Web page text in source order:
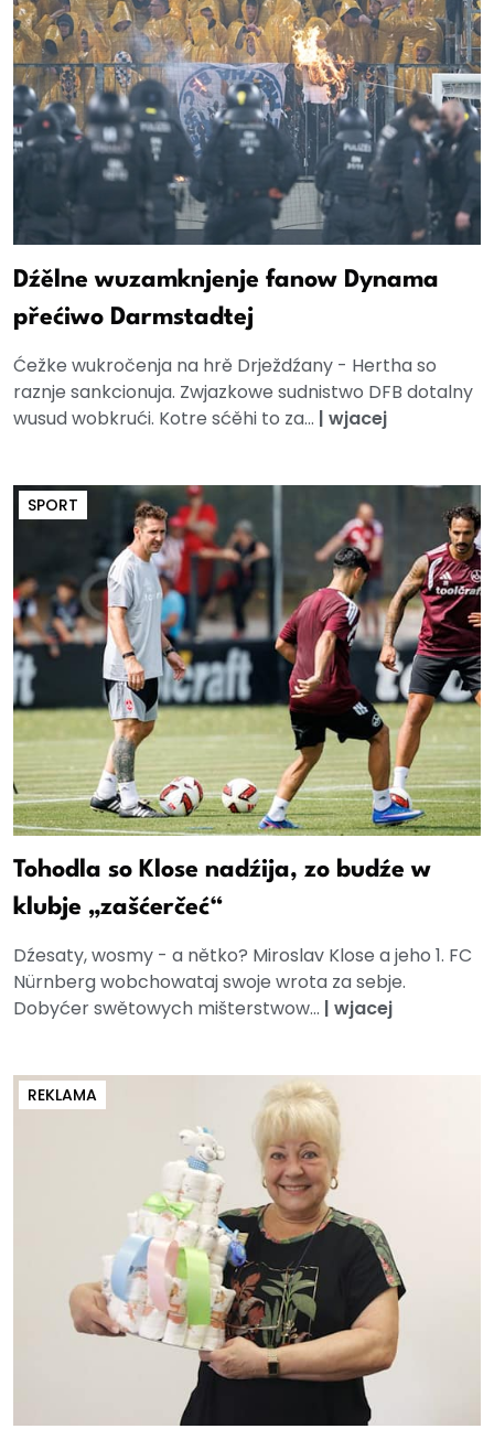
Dźělne wuzamknjenje fanow Dynama
přećiwo Darmstadtej
Ćežke wukročenja na hrě Drježdźany - Hertha so
raznje sankcionuja. Zwjazkowe sudnistwo DFB dotalny
wusud wobkrući. Kotre sćěhi to za... | wjacej
SPORT
Tohodla so Klose nadźija, zo budźe w
klubje „zašćerčeć“
Dźesaty, wosmy - a nětko? Miroslav Klose a jeho 1. FC
Nürnberg wobchowataj swoje wrota za sebje.
Dobyćer swětowych mišterstwow... | wjacej
REKLAMA